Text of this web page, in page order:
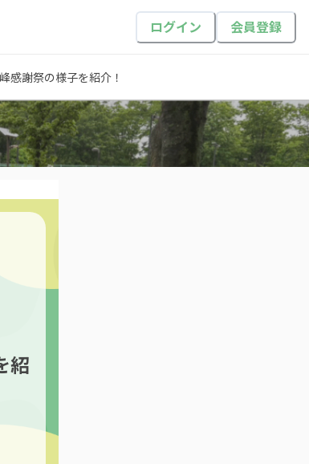
ログイン 会員登録
感謝祭の様子を紹介！
紹